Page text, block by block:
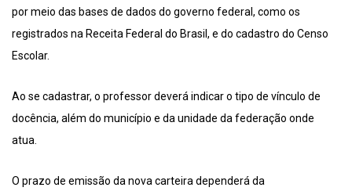
por meio das bases de dados do governo federal, como os
registrados na Receita Federal do Brasil, e do cadastro do Censo
Escolar.
Ao se cadastrar, o professor deverá indicar o tipo de vínculo de
docência, além do município e da unidade da federação onde
atua.
O prazo de emissão da nova carteira dependerá da